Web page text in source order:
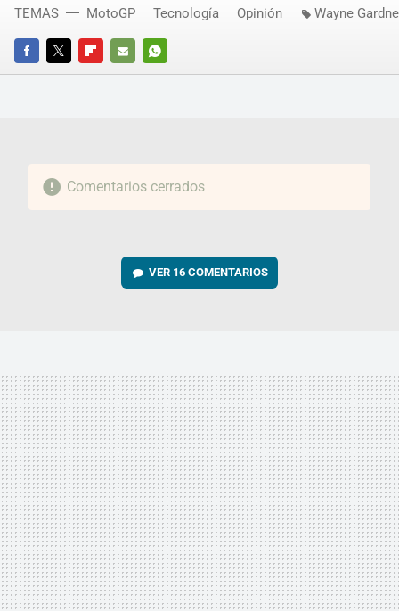
FACEBOOKTWITTERFLIPBOARD
E-
WHATSAPP
TEMAS MotoGP Tecnología Opinión Wayne
Comentarios cerrados
VER 16 COMENTARIOS